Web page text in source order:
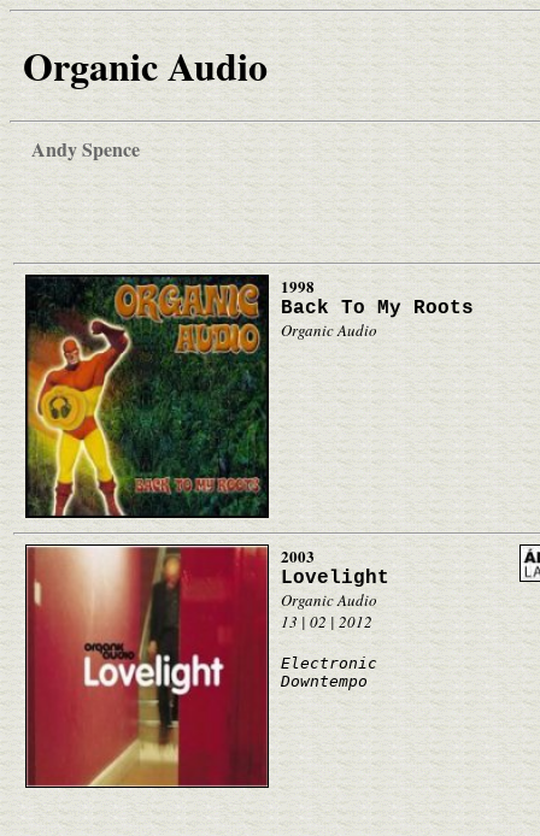
Organic Audio
Andy Spence
1998
Back To My Roots
Organic Audio
2003
Lovelight
Organic Audio
13 | 02 | 2012
Electronic
Downtempo